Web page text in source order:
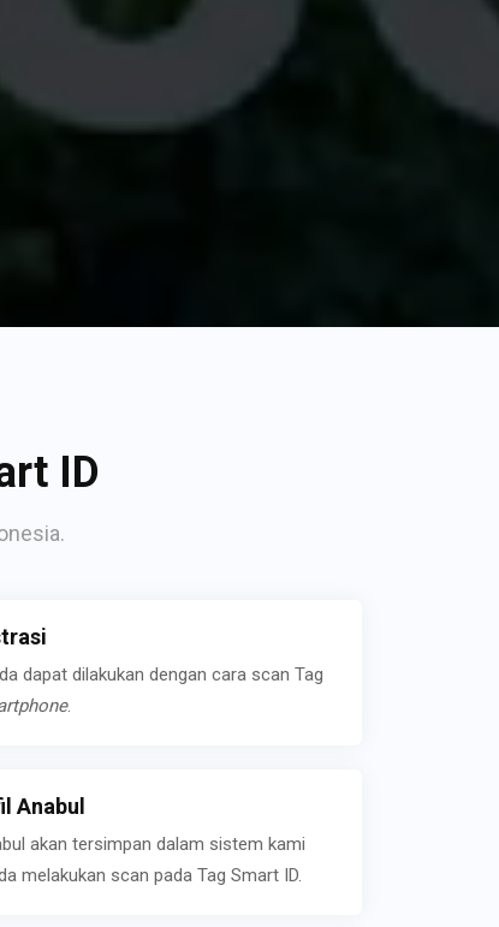
ID
dapat dilakukan dengan cara scan Tag
.
Anabul
akan tersimpan dalam sistem kami
melakukan scan pada Tag Smart ID.